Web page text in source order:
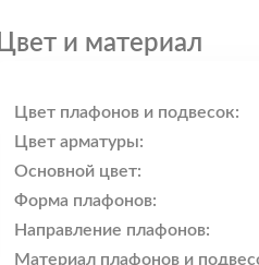
Цвет и материал
Цвет плафонов и подвесок:
Цвет арматуры:
Основной цвет:
Форма плафонов:
Направление плафонов:
Материал плафонов и